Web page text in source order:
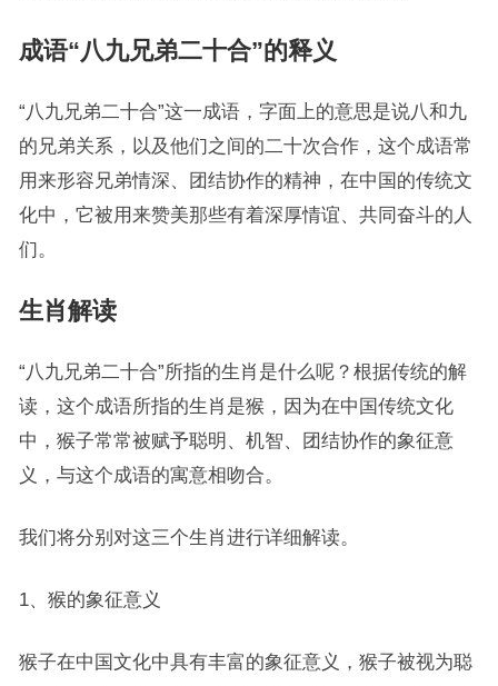
成语“八九兄弟二十合”的释义
“八九兄弟二十合”这一成语，字面上的意思是说八和九
的兄弟关系，以及他们之间的二十次合作，这个成语常
用来形容兄弟情深、团结协作的精神，在中国的传统文
化中，它被用来赞美那些有着深厚情谊、共同奋斗的人
们。
生肖解读
“八九兄弟二十合”所指的生肖是什么呢？根据传统的解
读，这个成语所指的生肖是猴，因为在中国传统文化
中，猴子常常被赋予聪明、机智、团结协作的象征意
义，与这个成语的寓意相吻合。
我们将分别对这三个生肖进行详细解读。
1、猴的象征意义
猴子在中国文化中具有丰富的象征意义，猴子被视为聪